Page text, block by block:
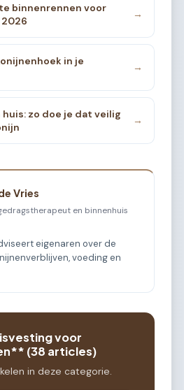
binnenrennen voor
→
in je
→
zo doe je dat veilig
→
Vries
en binnenhuis
eigenaren over de
voeding en
voor
(38 articles)
in deze categorie.